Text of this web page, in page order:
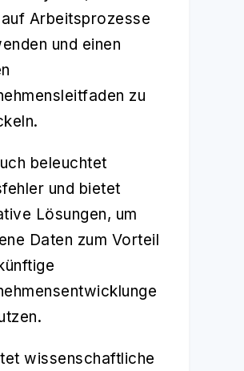
Arbeitsprozesse
und einen
zu
beleuchtet
und bietet
Lösungen, um
Daten zum Vorteil
wissenschaftliche